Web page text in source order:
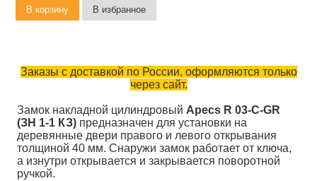
Заказы с доставкой по России, оформляются только
через сайт.
Замок накладной цилиндровый Apecs R 03-C-GR
(ЗН 1-1 КЗ) предназначен для установки на
деревянные двери правого и левого открывания
толщиной 40 мм. Снаружи замок работает от ключа,
а изнутри открывается и закрывается поворотной
ручкой.